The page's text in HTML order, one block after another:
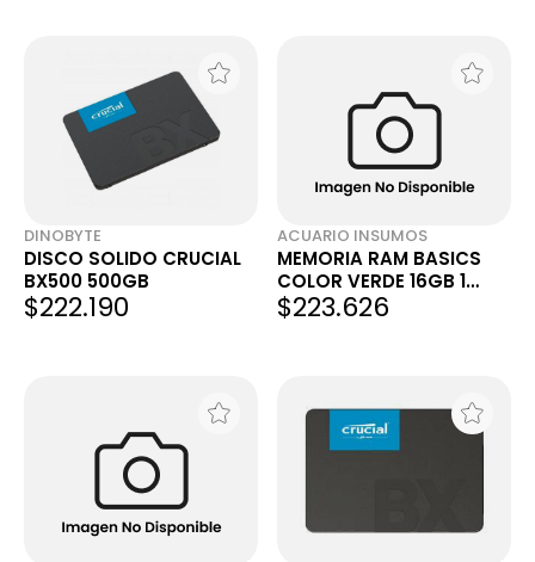
DINOBYTE
DISCO SOLIDO CRUCIAL
BX500 500GB
$222.190
ACUARIO INSUMOS
MEMORIA RAM BASICS
COLOR VERDE 16GB 1
CRUCIAL CB16GU2666
$223.626